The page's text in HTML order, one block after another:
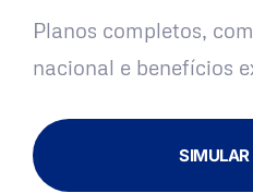
Planos completos,
nacional e benefícios